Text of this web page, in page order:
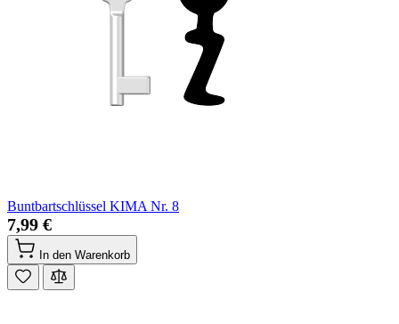
Buntbartschlüssel KIMA Nr. 8
7,99 €
In den Warenkorb